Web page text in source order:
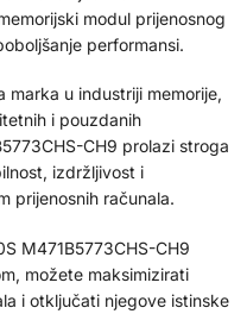
modul prijenosnog
performansi.
marka u industriji memorije,
i pouzdanih
CH9 prolazi stroga
izdržljivost i
prijenosnih računala.
M471B5773CHS-CH9
možete maksimizirati
i otključati njegove istinske